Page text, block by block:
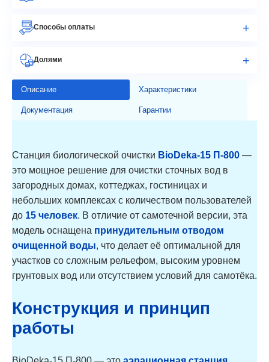
Способы оплаты
Долями
Описание Характеристики
Документация Гарантии
Станция биологической очистки BioDeka-15 П-800 —
это мощное решение для очистки сточных вод в
загородных домах, коттеджах, гостиницах и
небольших комплексах с количеством пользователей
до 15 человек. В отличие от самотечной версии, эта
модель оснащена принудительным отводом
очищенной воды, что делает её оптимальной для
участков со сложным рельефом, высоким уровнем
грунтовых вод или отсутствием условий для самотёка.
Конструкция и принцип
работы